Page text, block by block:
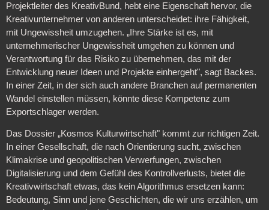
Projektleiter des KreativBund, hebt eine Eigenschaft hervor, die
Kreativunternehmer von anderen unterscheidet: ihre Fähigkeit,
mit Ungewissheit umzugehen. „Ihre Stärke ist es, mit
unternehmerischer Ungewissheit umgehen zu können und
Verantwortung für das Risiko zu übernehmen, das mit der
Entwicklung neuer Ideen und Projekte einhergeht", sagt Backes.
In einer Zeit, in der sich auch andere Branchen auf permanenten
Wandel einstellen müssen, könnte diese Kompetenz zum
Exportschlager werden.
Das Dossier „Kosmos Kulturwirtschaft" kommt zur richtigen Zeit.
In einer Gesellschaft, die nach Orientierung sucht, zwischen
Klimakrise und geopolitischen Verwerfungen, zwischen
Digitalisierung und dem Gefühl des Kontrollverlusts, bietet die
Kreativwirtschaft etwas, das kein Algorithmus ersetzen kann:
Bedeutung, Sinn und jene Geschichten, die wir uns erzählen, um